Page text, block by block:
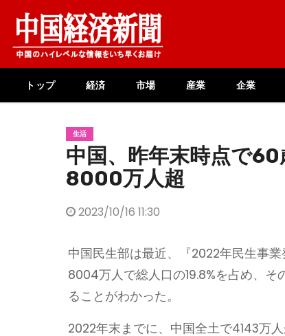
content
トップ 経済 市場 産業 企業
生活
中国、昨年末時点で
8000万人超
2023/10/16 11:30
中国民生部は最近、『2022年民生事
8004万人で総人口の19.8%を占め、
ることがわかった。
2022年末までに、中国全土で4143万